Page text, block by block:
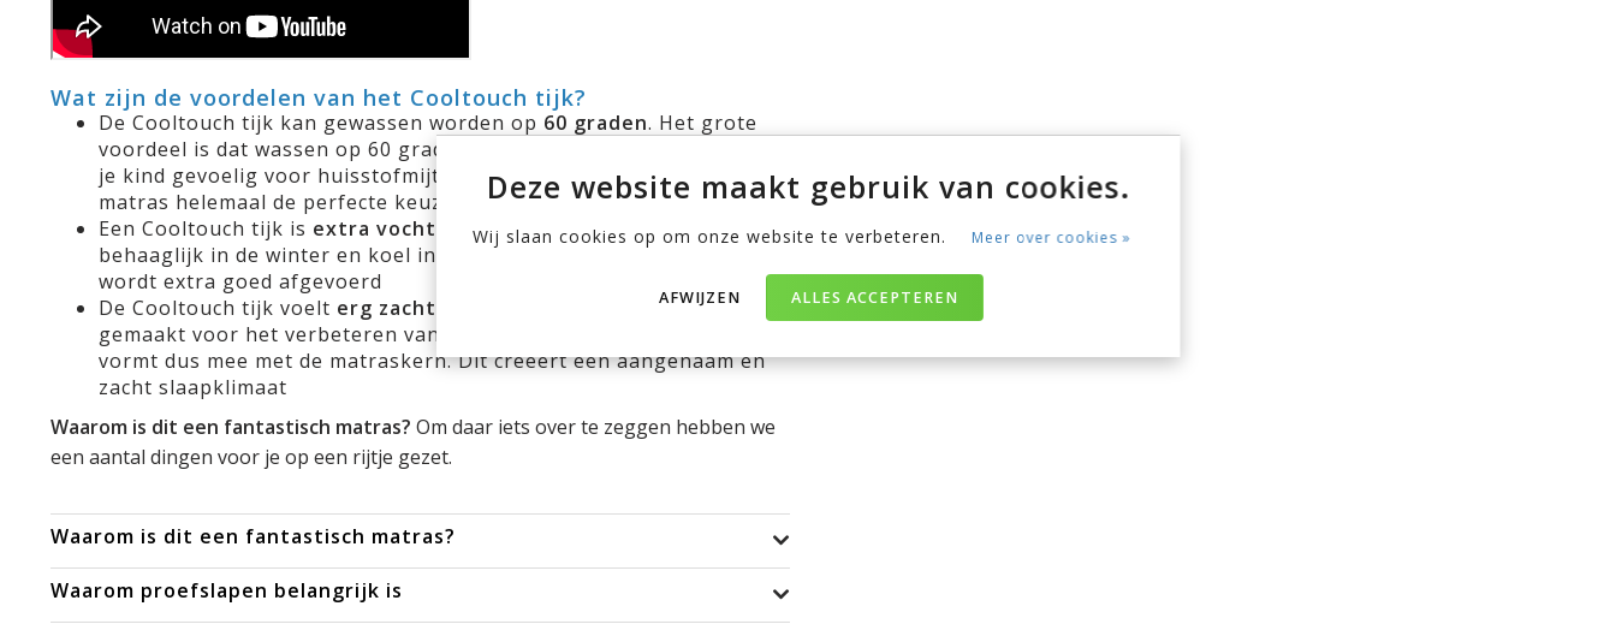
Wat zijn de voordelen van het Cooltouch tijk?
De Cooltouch tijk kan gewassen worden op 60 graden. Het grote
voordeel is dat wassen op 60 graden de
je kind gevoelig voor huisstofmijt of andere allergieën? Dan is dit
matras helemaal de perfecte keuze
Een Cooltouch tijk is extra vocht en temperatuur regulerend,
behaaglijk in de winter en koel in de zomer. Transpiratie vocht
wordt extra goed afgevoerd
De Cooltouch tijk voelt erg zacht en aangenaam
aan en is speciaal
gemaakt voor het verbeteren van het slaapcomfort, is elastisch en
vormt dus mee met de matraskern. Dit creëert een aangenaam en
zacht slaapklimaat
Waarom is dit een fantastisch matras? Om daar iets over te zeggen hebben we
een aantal dingen voor je op een rijtje gezet.
Waarom is dit een fantastisch matras?
Waarom proefslapen belangrijk is
Deze website maakt gebruik van cookies.
Wij slaan cookies op om onze website te verbeteren. Meer over cookies »
ALLES ACCEPTEREN
AFWIJZEN